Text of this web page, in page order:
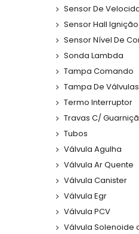
Sensor De
Sensor Hall Ignição
Sensor Nível De
Sonda Lambda
Tampa Comando
Tampa De Válvulas
Termo Interruptor
Travas C/
Tubos
Válvula Agulha
Válvula Ar Quente
Válvula Canister
Válvula Egr
Válvula PCV
Válvula Solenoide